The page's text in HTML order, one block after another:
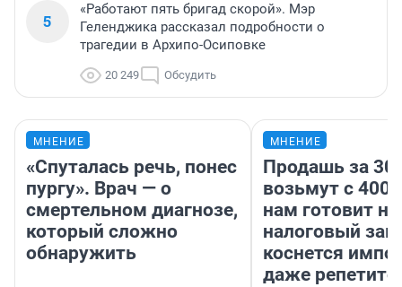
5
«Работают пять бригад скорой». Мэр
Геленджика рассказал подробности о
трагедии в Архипо-Осиповке
20 249 Обсудить
МНЕНИЕ
«Спуталась речь, понес
пургу». Врач — о
смертельном диагнозе,
который сложно
обнаружить
МНЕНИЕ
Продашь за
возьмут с
нам готовит
налоговый
коснется
даже